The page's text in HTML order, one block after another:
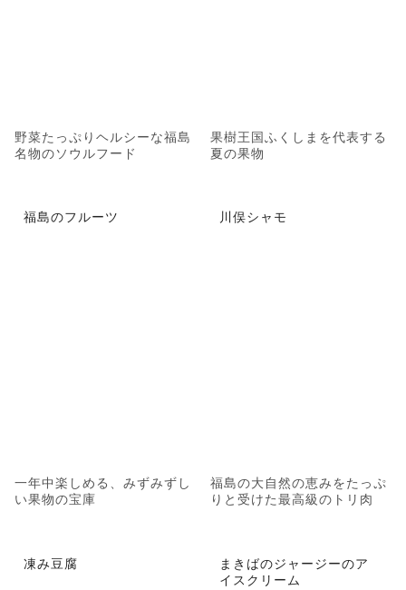
野菜たっぷりヘルシーな福島
名物のソウルフード
果樹王国ふくしまを代表する
夏の果物
福島のフルーツ
一年中楽しめる、みずみずし
い果物の宝庫
川俣シャモ
福島の大自然の恵みをたっぷ
りと受けた最高級のトリ肉
凍み豆腐
まきばのジャージーのア
イスクリーム